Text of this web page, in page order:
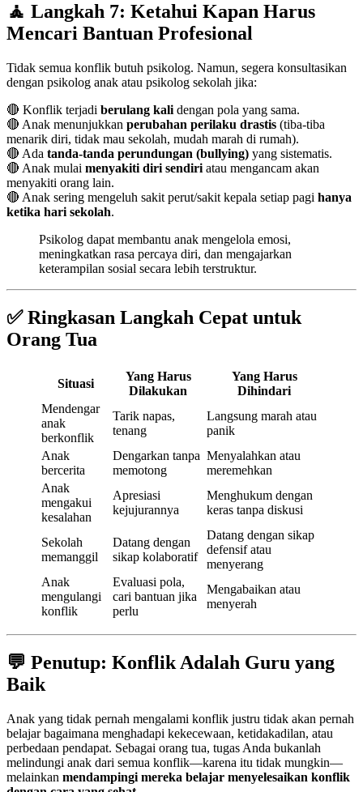
🧘 Langkah 7: Ketahui Kapan Harus
Mencari Bantuan Profesional
Tidak semua konflik butuh psikolog. Namun, segera konsultasikan
dengan psikolog anak atau psikolog sekolah jika:
🔴 Konflik terjadi berulang kali dengan pola yang sama.
🔴 Anak menunjukkan perubahan perilaku drastis (tiba-tiba
menarik diri, tidak mau sekolah, mudah marah di rumah).
🔴 Ada tanda-tanda perundungan (bullying) yang sistematis.
🔴 Anak mulai menyakiti diri sendiri atau mengancam akan
menyakiti orang lain.
🔴 Anak sering mengeluh sakit perut/sakit kepala setiap pagi hanya
ketika hari sekolah.
Psikolog dapat membantu anak mengelola emosi,
meningkatkan rasa percaya diri, dan mengajarkan
keterampilan sosial secara lebih terstruktur.
✅ Ringkasan Langkah Cepat untuk
Orang Tua
Situasi
Yang Harus
Dilakukan
Yang Harus
Dihindari
Mendengar
anak
berkonflik
Tarik napas,
tenang
Langsung marah atau
panik
Anak
bercerita
Dengarkan tanpa
memotong
Menyalahkan atau
meremehkan
Anak
mengakui
kesalahan
Apresiasi
kejujurannya
Menghukum dengan
keras tanpa diskusi
Sekolah
memanggil
Datang dengan
sikap kolaboratif
Datang dengan sikap
defensif atau
menyerang
Anak
mengulangi
konflik
Evaluasi pola,
cari bantuan jika
perlu
Mengabaikan atau
menyerah
💬 Penutup: Konflik Adalah Guru yang
Baik
Anak yang tidak pernah mengalami konflik justru tidak akan pernah
belajar bagaimana menghadapi kekecewaan, ketidakadilan, atau
perbedaan pendapat. Sebagai orang tua, tugas Anda bukanlah
melindungi anak dari semua konflik—karena itu tidak mungkin—
melainkan mendampingi mereka belajar menyelesaikan konflik